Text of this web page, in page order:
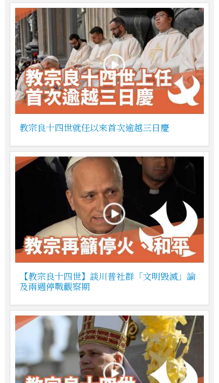
教宗良十四世就任以來首次逾越三日慶
【教宗良十四世】談川普社群「文明毀滅」論
及兩週停戰觀察期